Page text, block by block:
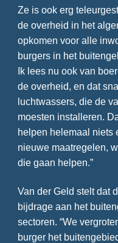
Ze is ook erg
de overheid in het
opkomen voor alle
burgers in het
Ik lees nu ook van
de overheid, en dat
luchtwassers, die de
moesten installeren.
helpen helemaal niets
nieuwe maatregelen,
die gaan helpen.”
Van der Geld stelt dat
bijdrage aan het
sectoren. “We
burger het